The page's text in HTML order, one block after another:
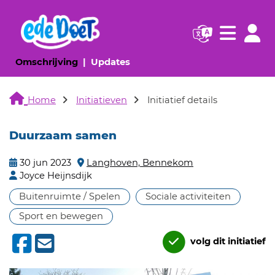
Omschrijving(huidige pagina)
Updates(huidige pagina)
Navigatie
Home Initiatieven Initiatief details
Duurzaam samen
30 jun 2023
Langhoven, Bennekom
Joyce Heijnsdijk
Buitenruimte / Spelen
Sociale activiteiten
Sport en bewegen
volg dit initiatief